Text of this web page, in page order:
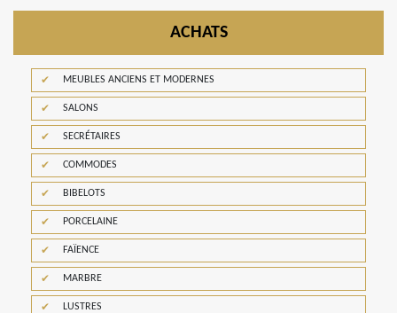
ACHATS
MEUBLES ANCIENS ET MODERNES
SALONS
SECRÉTAIRES
COMMODES
BIBELOTS
PORCELAINE
FAÏENCE
MARBRE
LUSTRES